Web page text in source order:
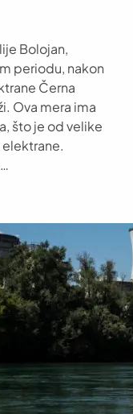
Bolojan,
periodu, nakon
Černa
Ova mera ima
što je od velike